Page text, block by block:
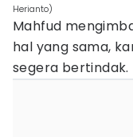
Herianto)
Mahfud
hal yang sama,
segera bertindak.